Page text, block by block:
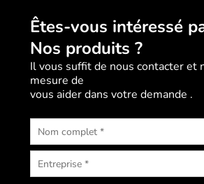
Êtes-vous intéressé
Nos produits ?
Il vous suffit de nous contacter et
mesure de
vous aider dans votre demande .